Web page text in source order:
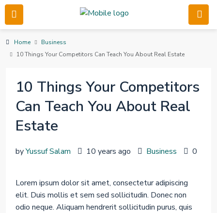
Home
Business
10 Things Your Competitors Can Teach You About Real Estate
10 Things Your Competitors
Can Teach You About Real
Estate
byYussuf Salam 10 years ago Business 0
Lorem ipsum dolor sit amet, consectetur adipiscing
elit. Duis mollis et sem sed sollicitudin. Donec non
odio neque. Aliquam hendrerit sollicitudin purus, quis